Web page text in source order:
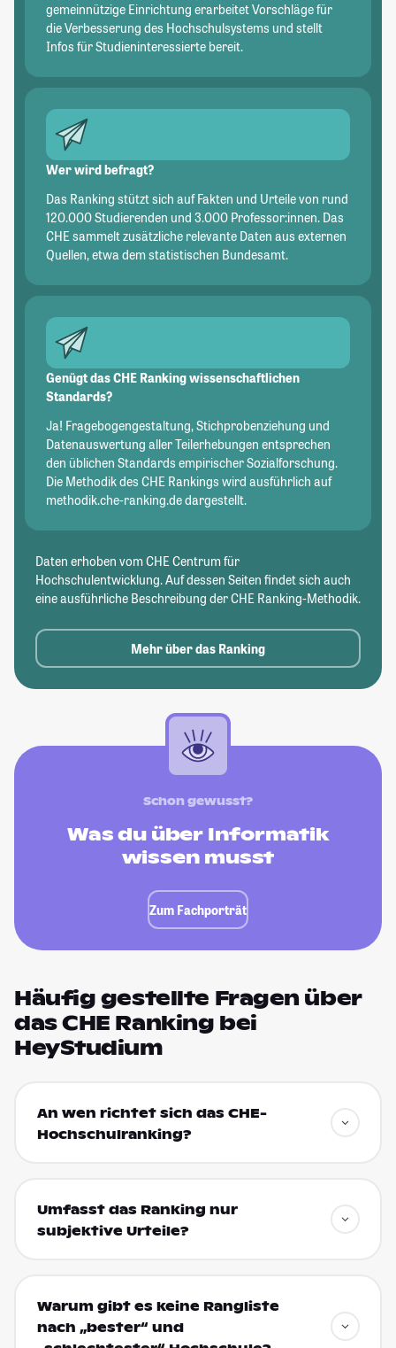
gemeinnützige Einrichtung erarbeitet Vorschläge für
die Verbesserung des Hochschulsystems und stellt
Infos für Studieninteressierte bereit.
Wer wird befragt?
Das Ranking stützt sich auf Fakten und Urteile von rund
120.000 Studierenden und 3.000 Professor:innen. Das
CHE sammelt zusätzliche relevante Daten aus externen
Quellen, etwa dem statistischen Bundesamt.
Genügt das CHE Ranking wissenschaftlichen
Standards?
Ja! Fragebogengestaltung, Stichprobenziehung und
Datenauswertung aller Teilerhebungen entsprechen
den üblichen Standards empirischer Sozialforschung.
Die Methodik des CHE Rankings wird ausführlich auf
methodik.che-ranking.de dargestellt.
Daten erhoben vom CHE Centrum für
Hochschulentwicklung. Auf dessen Seiten findet sich auch
eine ausführliche Beschreibung der CHE Ranking-Methodik.
Mehr über das Ranking
Schon gewusst?
Was du über Informatik
wissen musst
Zum Fachporträt
Häufig gestellte Fragen über
das CHE Ranking bei
HeyStudium
An wen richtet sich das CHE-
Hochschulranking?
Umfasst das Ranking nur
subjektive Urteile?
Warum gibt es keine Rangliste
nach „bester“ und